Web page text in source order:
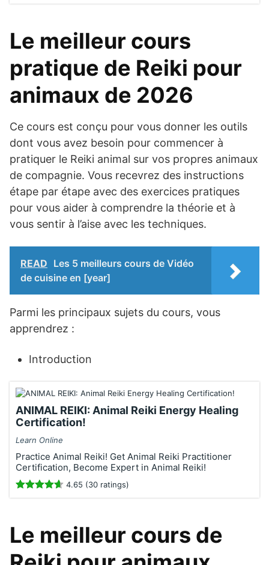
Le meilleur cours
pratique de Reiki pour
animaux de 2026
Ce cours est conçu pour vous donner les outils
dont vous avez besoin pour commencer à
pratiquer le Reiki animal sur vos propres animaux
de compagnie. Vous recevrez des instructions
étape par étape avec des exercices pratiques
pour vous aider à comprendre la théorie et à
vous sentir à l’aise avec les techniques.
READ Les 5 meilleurs cours de Vidéo
de cuisine en [year]
Parmi les principaux sujets du cours, vous
apprendrez :
Introduction
ANIMAL REIKI: Animal Reiki Energy Healing
Certification!
Learn Online
Practice Animal Reiki! Get Animal Reiki Practitioner
Certification, Become Expert in Animal Reiki!
4.65 (30 ratings)
Le meilleur cours de